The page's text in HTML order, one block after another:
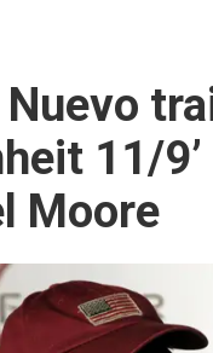
Nuevo
11/
Moore